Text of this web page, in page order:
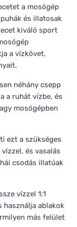
a mosógép
és illatosak
kiváló sport
a vízkövet,
néhány csepp
a ruhát vízbe, és
mosógépben
ezt a szükséges
és vasalás
csodás illatúak
vízzel 1:1
használja ablakok
más felület